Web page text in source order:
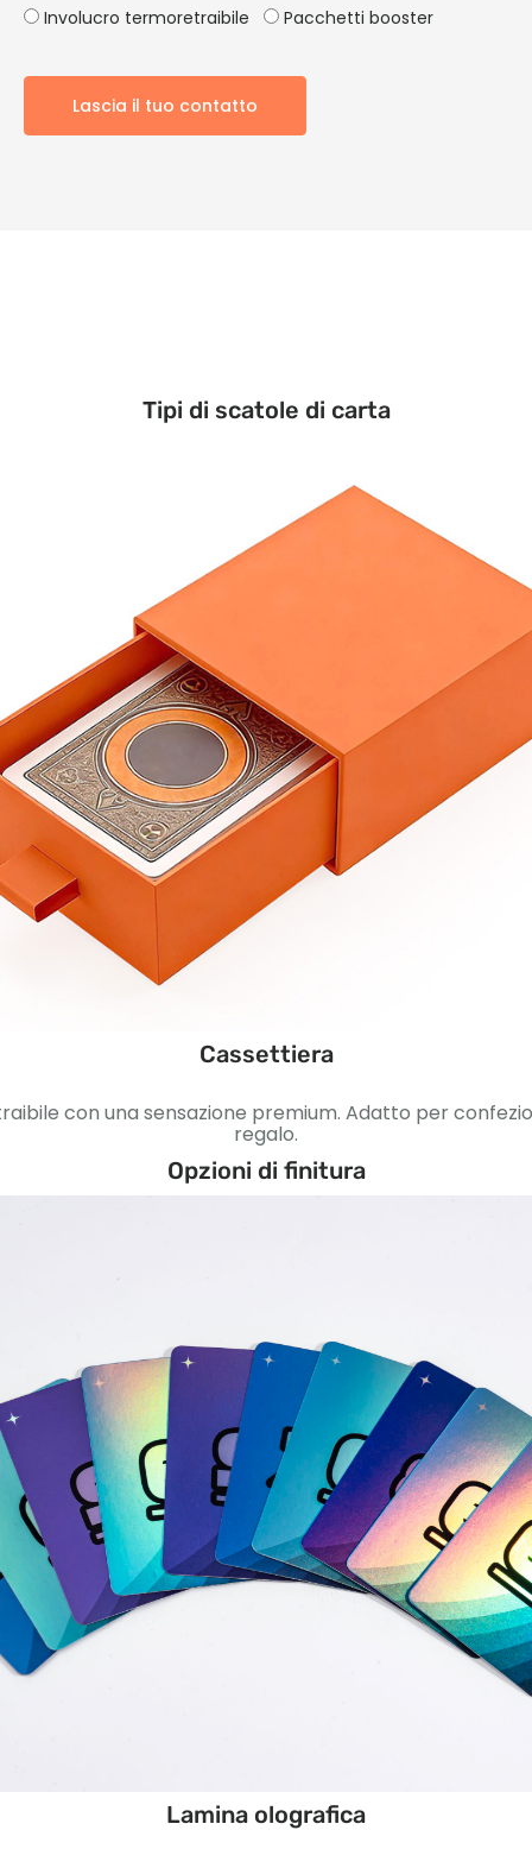
Involucro termoretraibile
Pacchetti booster
Lascia il tuo contatto
Tipi di scatole di carta
Cassettiera
con una sensazione premium. Adatto per
regalo.
Opzioni di finitura
Lamina olografica